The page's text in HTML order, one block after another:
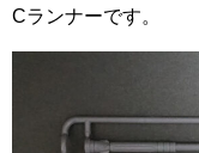
Cランナーです。